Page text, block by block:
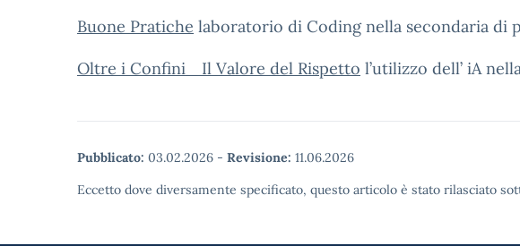
Buone Pratiche laboratorio di Coding nella secondaria di
Oltre i Confini_ Il Valore del Rispetto l’utilizzo dell’ iA
Pubblicato: 03.02.2026 - Revisione: 11.06.2026
Eccetto dove diversamente specificato, questo articolo è stato rilasciato